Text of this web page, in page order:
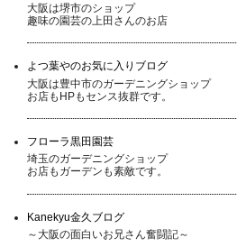
大阪は堺市のショップ
趣味の園芸の上田さんのお店
よつ葉やのお気に入りブログ
大阪は豊中市のガーデニングショップ
お店もHPもセンス抜群です。
フローラ黒田園芸
埼玉のガーデニングショップ
お店もガーデンも素敵です。
Kanekyu金久ブログ
～大阪の面白いお兄さん奮闘記～